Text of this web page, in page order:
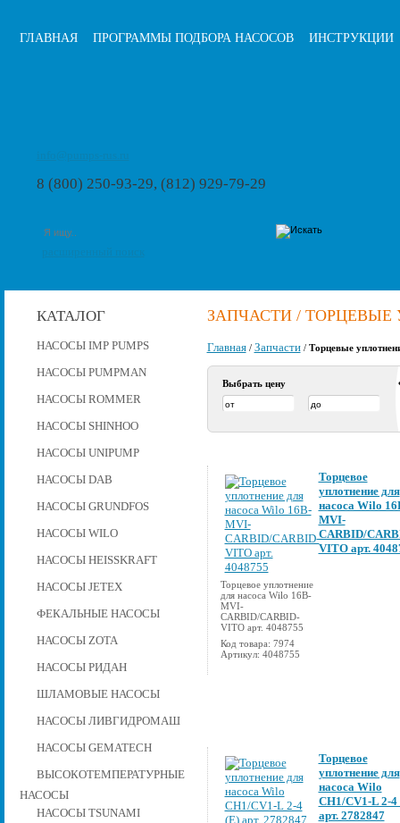
ГЛАВНАЯ ПРОГРАММЫ ПОДБОРА НАСОСОВ ИНСТРУКЦИИ
8 (800) 250-93-29, (812) 929-79-29
КАТАЛОГ
НАСОСЫ IMP PUMPS
НАСОСЫ PUMPMAN
НАСОСЫ ROMMER
НАСОСЫ SHINHOO
НАСОСЫ UNIPUMP
НАСОСЫ DAB
НАСОСЫ GRUNDFOS
НАСОСЫ WILO
НАСОСЫ HEISSKRAFT
НАСОСЫ JETEX
ФЕКАЛЬНЫЕ НАСОСЫ
НАСОСЫ ZOTA
НАСОСЫ РИДАН
ШЛАМОВЫЕ НАСОСЫ
НАСОСЫ ЛИВГИДРОМАШ
НАСОСЫ GEMATECH
ВЫСОКОТЕМПЕРАТУРНЫЕ
НАСОСЫ
НАСОСЫ TSUNAMI
ЗАПЧАСТИ / ТОРЦЕВЫЕ
Главная/ Запчасти/ Торцевые
Выбрать цену
Торцевое уплотнение
для насоса Wilo 16B-
MVI-
CARBID/CARBID-
VITO арт. 4048755
Торцевое
уплотнение для
насоса Wilo
MVI-
CARBID/
VITO арт.
Код товара: 7974
Артикул: 4048755
Торцевое
уплотнение для
насоса Wilo
CH1/CV1-L 2-4
арт. 2782847